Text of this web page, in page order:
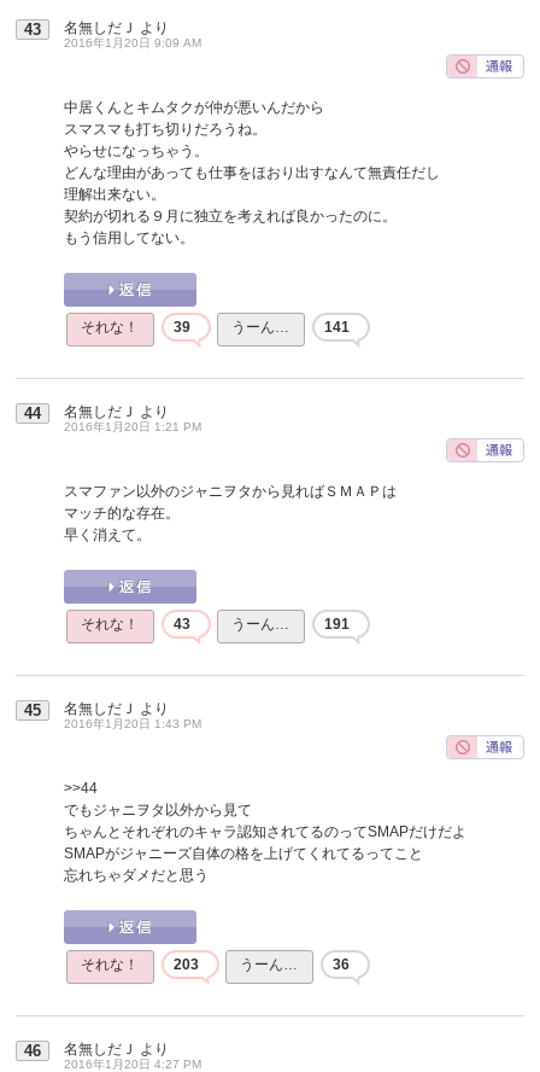
43 名無しだＪ より
2016年1月20日 9:09 AM
中居くんとキムタクが仲が悪いんだから
スマスマも打ち切りだろうね。
やらせになっちゃう。
どんな理由があっても仕事をほおり出すなんて無責任だし
理解出来ない。
契約が切れる９月に独立を考えれば良かったのに。
もう信用してない。
それな！ 39 うーん… 141
44 名無しだＪ より
2016年1月20日 1:21 PM
スマファン以外のジャニヲタから見ればＳＭＡＰは
マッチ的な存在。
早く消えて。
それな！ 43 うーん… 191
45 名無しだＪ より
2016年1月20日 1:43 PM
>>44
でもジャニヲタ以外から見て
ちゃんとそれぞれのキャラ認知されてるのってSMAPだけだよ
SMAPがジャニーズ自体の格を上げてくれてるってこと
忘れちゃダメだと思う
それな！ 203 うーん… 36
46 名無しだＪ より
2016年1月20日 4:27 PM